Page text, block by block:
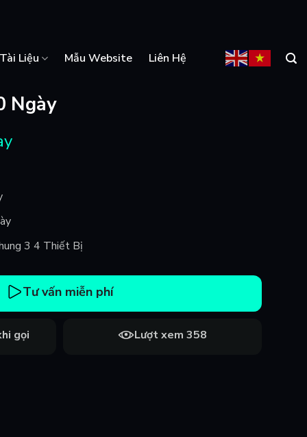
Tài Liệu Mẫu Website Liên Hệ
Ngày
3 4 Thiết Bị
Tư vấn miễn phí
gọi Lượt xem 358